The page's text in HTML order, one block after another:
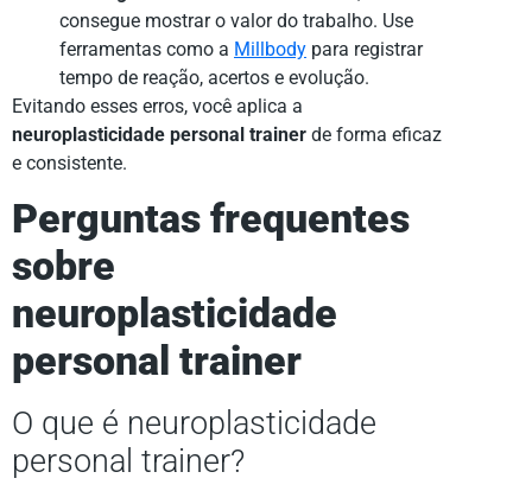
consegue mostrar o valor do trabalho. Use
ferramentas como a Millbody para registrar
tempo de reação, acertos e evolução.
Evitando esses erros, você aplica a
neuroplasticidade personal trainer de forma eficaz
e consistente.
Perguntas frequentes
sobre
neuroplasticidade
personal trainer
O que é neuroplasticidade
personal trainer?